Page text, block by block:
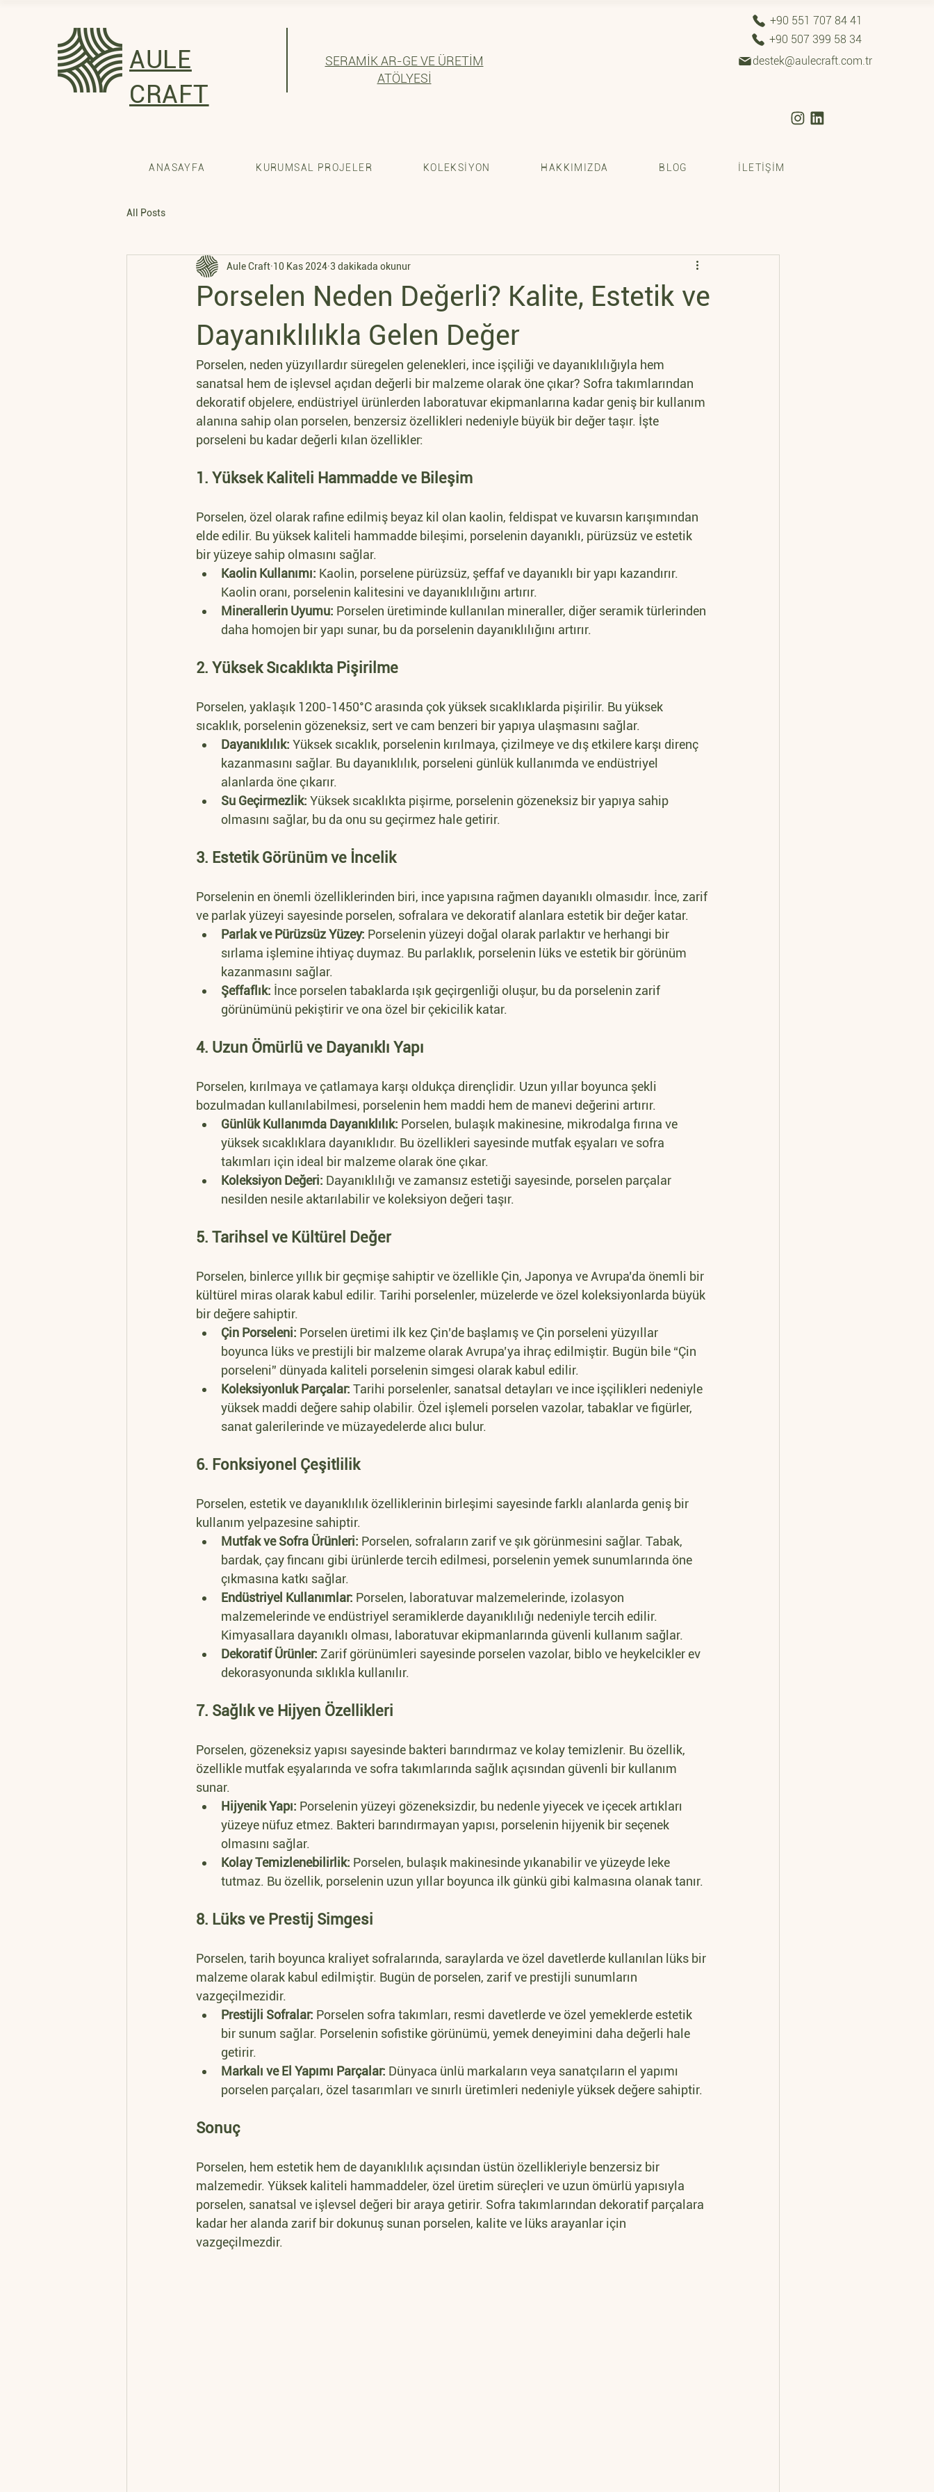
+90 551 707 84 41
AULE
CRAFT
+90 507 399 58 34
SERAMİK AR-GE VE ÜRETİM
ATÖLYESİ
destek@aulecraft.com.tr
ANASAYFA KURUMSAL PROJELER KOLEKSİYON HAKKIMIZDA BLOG İLETİŞİM
All Posts
Porselen Neden Değerli? Kalite, Estetik ve
Dayanıklılıkla Gelen Değer
Aule Craft 10 Kas 2024 3 dakikada okunur
Porselen, neden yüzyıllardır süregelen gelenekleri, ince işçiliği ve dayanıklılığıyla hem
sanatsal hem de işlevsel açıdan değerli bir malzeme olarak öne çıkar? Sofra takımlarından
dekoratif objelere, endüstriyel ürünlerden laboratuvar ekipmanlarına kadar geniş bir kullanım
alanına sahip olan porselen, benzersiz özellikleri nedeniyle büyük bir değer taşır. İşte
porseleni bu kadar değerli kılan özellikler:
1. Yüksek Kaliteli Hammadde ve Bileşim
Porselen, özel olarak rafine edilmiş beyaz kil olan kaolin, feldispat ve kuvarsın karışımından
elde edilir. Bu yüksek kaliteli hammadde bileşimi, porselenin dayanıklı, pürüzsüz ve estetik
bir yüzeye sahip olmasını sağlar.
Kaolin Kullanımı: Kaolin, porselene pürüzsüz, şeffaf ve dayanıklı bir yapı kazandırır.
Kaolin oranı, porselenin kalitesini ve dayanıklılığını artırır.
Minerallerin Uyumu: Porselen üretiminde kullanılan mineraller, diğer seramik türlerinden
daha homojen bir yapı sunar, bu da porselenin dayanıklılığını artırır.
2. Yüksek Sıcaklıkta Pişirilme
Porselen, yaklaşık 1200-1450°C arasında çok yüksek sıcaklıklarda pişirilir. Bu yüksek
sıcaklık, porselenin gözeneksiz, sert ve cam benzeri bir yapıya ulaşmasını sağlar.
Dayanıklılık: Yüksek sıcaklık, porselenin kırılmaya, çizilmeye ve dış etkilere karşı direnç
kazanmasını sağlar. Bu dayanıklılık, porseleni günlük kullanımda ve endüstriyel
alanlarda öne çıkarır.
Su Geçirmezlik: Yüksek sıcaklıkta pişirme, porselenin gözeneksiz bir yapıya sahip
olmasını sağlar, bu da onu su geçirmez hale getirir.
3. Estetik Görünüm ve İncelik
Porselenin en önemli özelliklerinden biri, ince yapısına rağmen dayanıklı olmasıdır. İnce, zarif
ve parlak yüzeyi sayesinde porselen, sofralara ve dekoratif alanlara estetik bir değer katar.
Parlak ve Pürüzsüz Yüzey: Porselenin yüzeyi doğal olarak parlaktır ve herhangi bir
sırlama işlemine ihtiyaç duymaz. Bu parlaklık, porselenin lüks ve estetik bir görünüm
kazanmasını sağlar.
Şeffaflık: İnce porselen tabaklarda ışık geçirgenliği oluşur, bu da porselenin zarif
görünümünü pekiştirir ve ona özel bir çekicilik katar.
4. Uzun Ömürlü ve Dayanıklı Yapı
Porselen, kırılmaya ve çatlamaya karşı oldukça dirençlidir. Uzun yıllar boyunca şekli
bozulmadan kullanılabilmesi, porselenin hem maddi hem de manevi değerini artırır.
Günlük Kullanımda Dayanıklılık: Porselen, bulaşık makinesine, mikrodalga fırına ve
yüksek sıcaklıklara dayanıklıdır. Bu özellikleri sayesinde mutfak eşyaları ve sofra
takımları için ideal bir malzeme olarak öne çıkar.
Koleksiyon Değeri: Dayanıklılığı ve zamansız estetiği sayesinde, porselen parçalar
nesilden nesile aktarılabilir ve koleksiyon değeri taşır.
5. Tarihsel ve Kültürel Değer
Porselen, binlerce yıllık bir geçmişe sahiptir ve özellikle Çin, Japonya ve Avrupa’da önemli bir
kültürel miras olarak kabul edilir. Tarihi porselenler, müzelerde ve özel koleksiyonlarda büyük
bir değere sahiptir.
Çin Porseleni: Porselen üretimi ilk kez Çin’de başlamış ve Çin porseleni yüzyıllar
boyunca lüks ve prestijli bir malzeme olarak Avrupa’ya ihraç edilmiştir. Bugün bile “Çin
porseleni” dünyada kaliteli porselenin simgesi olarak kabul edilir.
Koleksiyonluk Parçalar: Tarihi porselenler, sanatsal detayları ve ince işçilikleri nedeniyle
yüksek maddi değere sahip olabilir. Özel işlemeli porselen vazolar, tabaklar ve figürler,
sanat galerilerinde ve müzayedelerde alıcı bulur.
6. Fonksiyonel Çeşitlilik
Porselen, estetik ve dayanıklılık özelliklerinin birleşimi sayesinde farklı alanlarda geniş bir
kullanım yelpazesine sahiptir.
Mutfak ve Sofra Ürünleri: Porselen, sofraların zarif ve şık görünmesini sağlar. Tabak,
bardak, çay fincanı gibi ürünlerde tercih edilmesi, porselenin yemek sunumlarında öne
çıkmasına katkı sağlar.
Endüstriyel Kullanımlar: Porselen, laboratuvar malzemelerinde, izolasyon
malzemelerinde ve endüstriyel seramiklerde dayanıklılığı nedeniyle tercih edilir.
Kimyasallara dayanıklı olması, laboratuvar ekipmanlarında güvenli kullanım sağlar.
Dekoratif Ürünler: Zarif görünümleri sayesinde porselen vazolar, biblo ve heykelcikler ev
dekorasyonunda sıklıkla kullanılır.
7. Sağlık ve Hijyen Özellikleri
Porselen, gözeneksiz yapısı sayesinde bakteri barındırmaz ve kolay temizlenir. Bu özellik,
özellikle mutfak eşyalarında ve sofra takımlarında sağlık açısından güvenli bir kullanım
sunar.
Hijyenik Yapı: Porselenin yüzeyi gözeneksizdir, bu nedenle yiyecek ve içecek artıkları
yüzeye nüfuz etmez. Bakteri barındırmayan yapısı, porselenin hijyenik bir seçenek
olmasını sağlar.
Kolay Temizlenebilirlik: Porselen, bulaşık makinesinde yıkanabilir ve yüzeyde leke
tutmaz. Bu özellik, porselenin uzun yıllar boyunca ilk günkü gibi kalmasına olanak tanır.
8. Lüks ve Prestij Simgesi
Porselen, tarih boyunca kraliyet sofralarında, saraylarda ve özel davetlerde kullanılan lüks bir
malzeme olarak kabul edilmiştir. Bugün de porselen, zarif ve prestijli sunumların
vazgeçilmezidir.
Prestijli Sofralar: Porselen sofra takımları, resmi davetlerde ve özel yemeklerde estetik
bir sunum sağlar. Porselenin sofistike görünümü, yemek deneyimini daha değerli hale
getirir.
Markalı ve El Yapımı Parçalar: Dünyaca ünlü markaların veya sanatçıların el yapımı
porselen parçaları, özel tasarımları ve sınırlı üretimleri nedeniyle yüksek değere sahiptir.
Sonuç
Porselen, hem estetik hem de dayanıklılık açısından üstün özellikleriyle benzersiz bir
malzemedir. Yüksek kaliteli hammaddeler, özel üretim süreçleri ve uzun ömürlü yapısıyla
porselen, sanatsal ve işlevsel değeri bir araya getirir. Sofra takımlarından dekoratif parçalara
kadar her alanda zarif bir dokunuş sunan porselen, kalite ve lüks arayanlar için
vazgeçilmezdir.